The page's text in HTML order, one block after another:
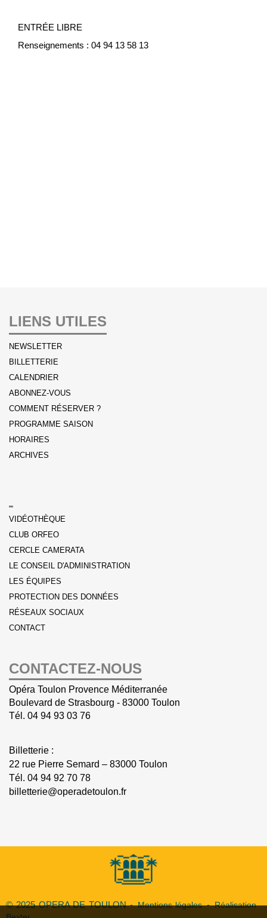
ENTRÉE LIBRE
Renseignements : 04 94 13 58 13
LIENS UTILES
NEWSLETTER
BILLETTERIE
CALENDRIER
ABONNEZ-VOUS
COMMENT RÉSERVER ?
PROGRAMME SAISON
HORAIRES
ARCHIVES
VIDÉOTHÈQUE
CLUB ORFEO
CERCLE CAMERATA
LE CONSEIL D'ADMINISTRATION
LES ÉQUIPES
PROTECTION DES DONNÉES
RÉSEAUX SOCIAUX
CONTACT
CONTACTEZ-NOUS
Opéra Toulon Provence Méditerranée
Boulevard de Strasbourg - 83000 Toulon
Tél. 04 94 93 03 76
Billetterie :
22 rue Pierre Semard – 83000 Toulon
Tél. 04 94 92 70 78
billetterie@operadetoulon.fr
© 2025 OPERA DE TOULON -Mentions légales-Réalisation